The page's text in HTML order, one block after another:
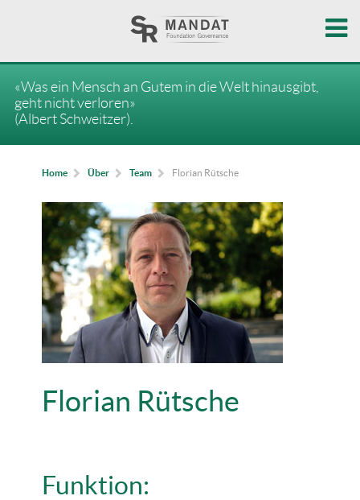
«Was ein Mensch an Gutem in die Welt hinausgibt,
geht nicht verloren»
(Albert Schweitzer).
Home Über Team Florian Rütsche
Florian Rütsche
Funktion: